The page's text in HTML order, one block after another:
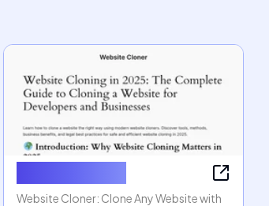
Website Cloner: Clone Any Website with